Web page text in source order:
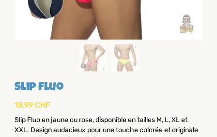
Slip Fluo
18.99 CHF
Slip Fluo en jaune ou rose, disponible en tailles M, L, XL et
XXL. Design audacieux pour une touche colorée et originale